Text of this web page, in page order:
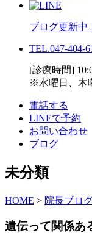
ブログ更新中
TEL.047-404-
[診療時間]
※水曜日、木
電話する
LINEで予約
お問い合わせ
ブログ
未分類
HOME > 院長ブロ
遺伝って関係あ